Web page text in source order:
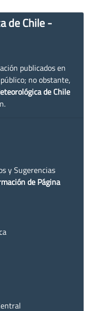
de Chile -
publicados en
no obstante,
de Chile
y Sugerencias
de Página